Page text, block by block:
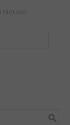
nieuwe